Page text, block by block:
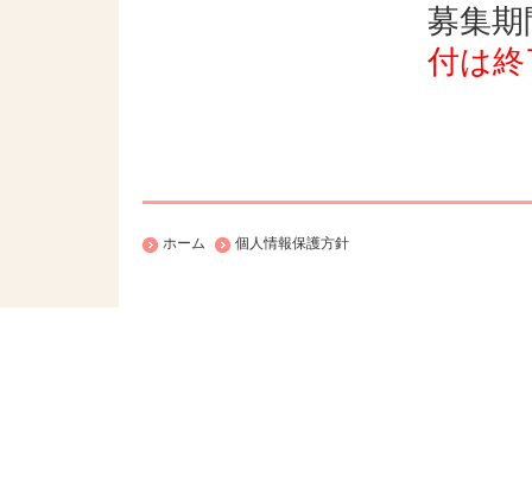
募集
付は
ホーム 個人情報保護方針